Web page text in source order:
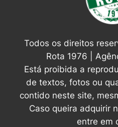
Todos os direitos
Rota 1976 |
Está proibida a
de textos, fotos ou
contido neste site,
Caso queira adquirir
entre em